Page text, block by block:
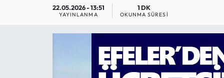
22.05.2026 - 13:51
YAYINLANMA
1 DK
OKUNMA SÜRESI
EKONOMİ
Tüm Manşetler
Son Dakika Haberleri